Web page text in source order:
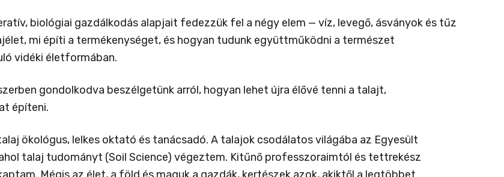
biológiai gazdálkodás alapjait fedezzük fel a négy elem — víz, levegő, ásványok és tűz
mi építi a termékenységet, és hogyan tudunk együttműködni a természet
vidéki életformában.
gondolkodva beszélgetünk arról, hogyan lehet újra élővé tenni a talajt,
építeni.
ökológus, lelkes oktató és tanácsadó. A talajok csodálatos világába az Egyesült
talaj tudományt (Soil Science) végeztem. Kitűnő professzoraimtól és tettrekész